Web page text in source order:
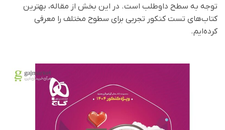
توجه به سطح داوطلب است. در این بخش از مقاله، بهترین
کتاب‌های تست کنکور تجربی برای سطوح مختلف را معرفی
کرده‌ایم.